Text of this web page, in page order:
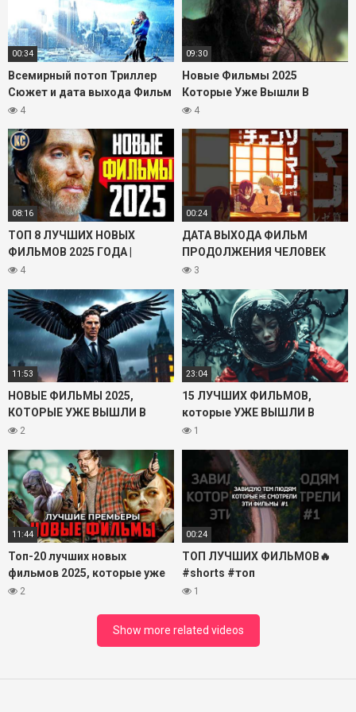
трейлер фильма «Супермен» 2025 года и приготовьтесь к
большой премьере в жанре фантастического боевика.
00:34
Всемирный потоп Триллер
Сюжет и дата выхода Фильм
2024
4
09:30
Новые Фильмы 2025
Которые Уже Вышли В
Хорошем Качестве Август
4
08:16
ТОП 8 ЛУЧШИХ НОВЫХ
ФИЛЬМОВ 2025 ГОДА |
ЛУЧШИЕ НОВИНКИ КИНО,
КиноСоветник
4
00:24
ДАТА ВЫХОДА ФИЛЬМ
ПРОДОЛЖЕНИЯ ЧЕЛОВЕК
БЕНЗОПИЛА И МАГИЧЕСКАЯ
#фильмы #трейлер
3
11:53
НОВЫЕ ФИЛЬМЫ 2025,
КОТОРЫЕ УЖЕ ВЫШЛИ В
ХОРОШЕМ КАЧЕСТВЕ! ЧТО
ФИЛЬМОВ НОВИНКИ КИНО
2
23:04
15 ЛУЧШИХ ФИЛЬМОВ,
которые УЖЕ ВЫШЛИ В
ХОРОШЕМ КАЧЕСТВЕ. 2025
1
11:44
Топ-20 лучших новых
фильмов 2025, которые уже
вышли в хорошем качестве
2
00:24
ТОП ЛУЧШИХ ФИЛЬМОВ🔥
#shorts #топ
#лучшиефильмы
1
Show more related videos